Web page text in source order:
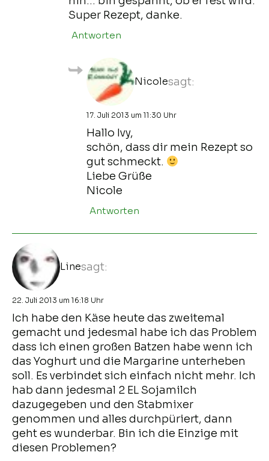
Super Rezept, danke.
Antworten
Nicolesagt:
17. Juli 2013 um 11:30 Uhr
Hallo Ivy,
schön, dass dir mein Rezept so
gut schmeckt.
Liebe Grüße
Nicole
Antworten
Linesagt:
22. Juli 2013 um 16:18 Uhr
Ich habe den Käse heute das zweitemal
gemacht und jedesmal habe ich das Problem
dass ich einen großen Batzen habe wenn ich
das Yoghurt und die Margarine unterheben
soll. Es verbindet sich einfach nicht mehr. Ich
hab dann jedesmal 2 EL Sojamilch
dazugegeben und den Stabmixer
genommen und alles durchpüriert, dann
geht es wunderbar. Bin ich die Einzige mit
diesen Problemen?